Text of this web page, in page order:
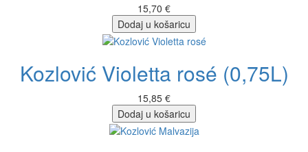
15,70 €
Dodaj u košaricu
Kozlović Violetta rosé (0,75L)
15,85 €
Dodaj u košaricu